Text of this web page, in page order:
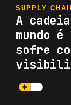
SUPPLY
A
mundo é
sofre